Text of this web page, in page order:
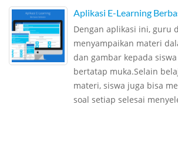
Aplikasi E-Learning
Dengan aplikasi ini, guru
menyampaikan materi
dan gambar kepada
bertatap muka.Selain
materi, siswa juga bisa
soal setiap selesai